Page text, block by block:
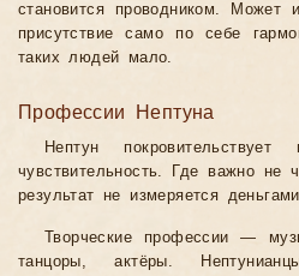
становится проводником. Может
присутствие само по себе
таких людей мало.
Профессии Нептуна
Нептун
чувствительность. Где важно
результат не измеряется
Творческие профессии —
танцоры, актёры.